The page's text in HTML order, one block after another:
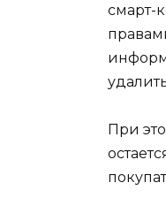
смарт-
При